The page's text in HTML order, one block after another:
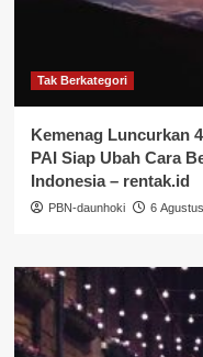
Tak Berkategori
Kemenag Luncurkan
PAI Siap Ubah Cara
Indonesia – rentak.id
PBN-daunhoki 6